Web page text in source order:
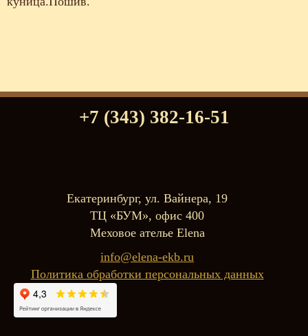
+7 (343) 382-16-51
Екатеринбург, ул. Вайнера, 19
ТЦ «БУМ», офис 400
Меховое ателье Elena
info@elena-ekb.ru
Политика обработки персональных данных